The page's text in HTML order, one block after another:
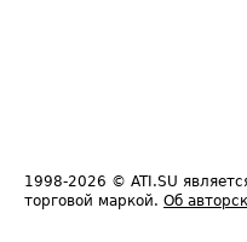
1998-2026 © ATI.SU
торговой маркой. Об